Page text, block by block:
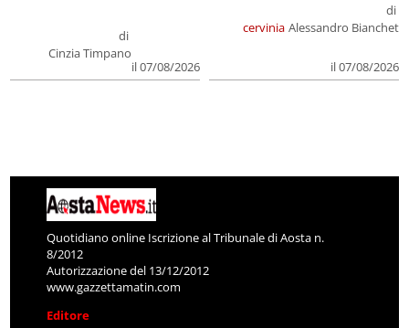
di
Cinzia Timpano
il 07/08/2026
cervinia
di
Alessandro Bianchet
il 07/08/2026
Quotidiano online Iscrizione al Tribunale di Aosta n.
8/2012
Autorizzazione del 13/12/2012
www.gazzettamatin.com
Editore